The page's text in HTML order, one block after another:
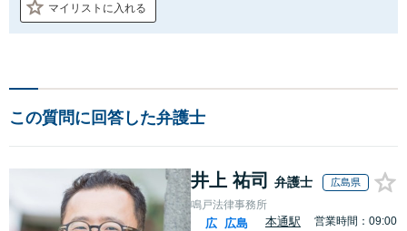
マイリストに入れる
この質問に回答した弁護士
井上 祐司 弁護士 広島県
鳴戸法律事務所
広 広島
本通駅
営業時間：09:00